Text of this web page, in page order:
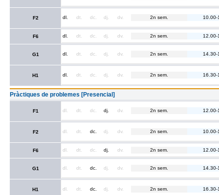
F2 dl. dt. dc. dj. dv. 2n sem. 10.00-
F6 dl. dt. dc. dj. dv. 2n sem. 12.00-
G1 dl. dt. dc. dj. dv. 2n sem. 14.30-
H1 dl. dt. dc. dj. dv. 2n sem. 16.30-
Pràctiques de problemes [Presencial]
F1 dl. dt. dc. dj. dv. 2n sem. 12.00-
F2 dl. dt. dc. dj. dv. 2n sem. 10.00-
F6 dl. dt. dc. dj. dv. 2n sem. 12.00-
G1 dl. dt. dc. dj. dv. 2n sem. 14.30-
H1 dl. dt. dc. dj. dv. 2n sem. 16.30-